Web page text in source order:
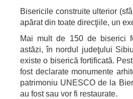
Bisericile construite ulterior
apărat din toate direcţiile, un
Mai mult de 150 de biserici
astăzi, în nordul judeţului
existe o biserică fortificată.
fost declarate monumente
patrimoniu UNESCO de la
au fost sau vor fi restaurate.